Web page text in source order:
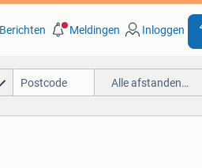
Berichten Meldingen Inloggen
Alle afstanden…